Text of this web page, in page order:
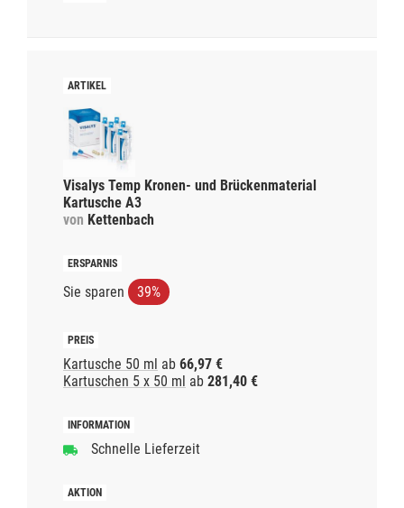
Visalys Temp Kronen- und Brückenmaterial
Kartusche A3
von Kettenbach
Sie sparen 39%
Kartusche 50 ml ab 66,97 €
Kartuschen 5 x 50 ml ab 281,40 €
Schnelle Lieferzeit